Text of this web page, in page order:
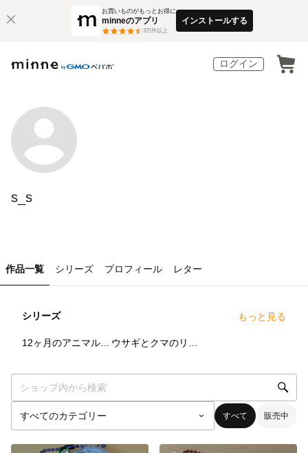
お買いものがもっとお得に
minneのアプリ
3万件以上
インストールする
ログイン
s_s
作品一覧 シリーズ プロフィール レター
シリーズ もっと見る
すべて 販売中